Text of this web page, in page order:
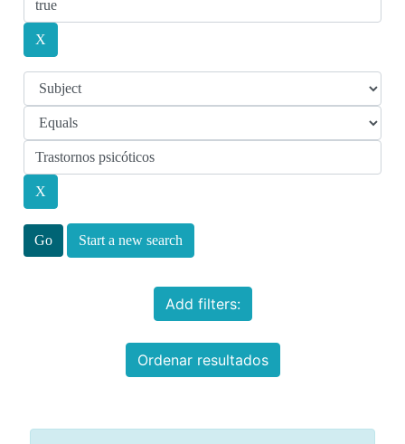
Start a new search
Add filters:
Ordenar resultados